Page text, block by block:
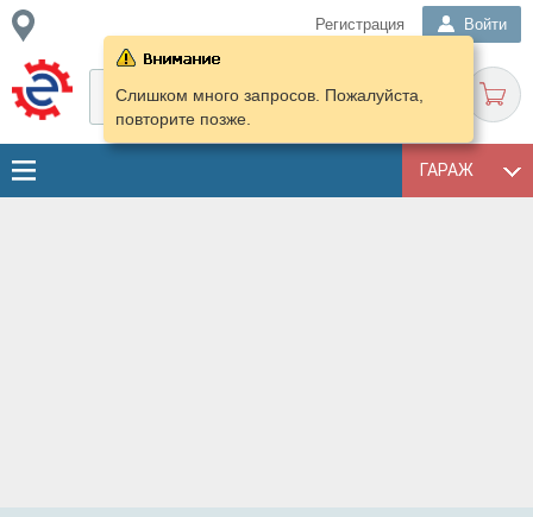
Регистрация Войти
ГАРАЖ
Слишком много запросов. Пожалуйста,
повторите позже.